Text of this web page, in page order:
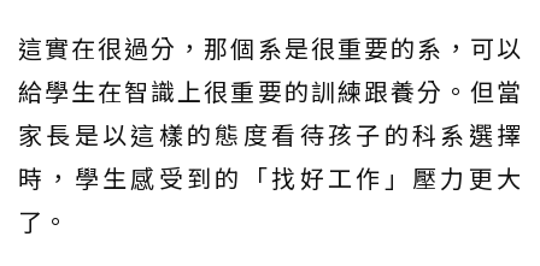
這實在很過分，那個系是很重要的系，可以
給學生在智識上很重要的訓練跟養分。但當
家長是以這樣的態度看待孩子的科系選擇
時，學生感受到的「找好工作」壓力更大
了。